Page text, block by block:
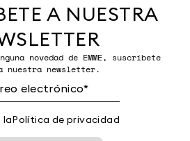
A NUESTRA
novedad de EMME, suscríbete
nuestra newsletter.
laPolítica de privacidad